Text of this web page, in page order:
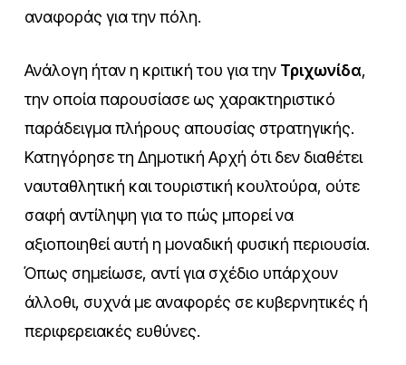
αναφοράς για την πόλη.
Ανάλογη ήταν η κριτική του για την Τριχωνίδα,
την οποία παρουσίασε ως χαρακτηριστικό
παράδειγμα πλήρους απουσίας στρατηγικής.
Κατηγόρησε τη Δημοτική Αρχή ότι δεν διαθέτει
ναυταθλητική και τουριστική κουλτούρα, ούτε
σαφή αντίληψη για το πώς μπορεί να
αξιοποιηθεί αυτή η μοναδική φυσική περιουσία.
Όπως σημείωσε, αντί για σχέδιο υπάρχουν
άλλοθι, συχνά με αναφορές σε κυβερνητικές ή
περιφερειακές ευθύνες.